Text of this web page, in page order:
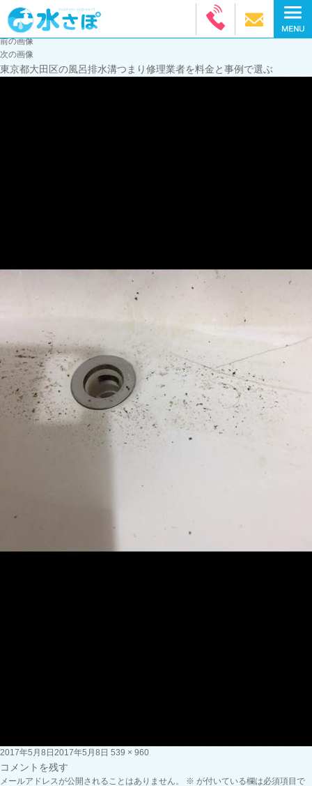
前の画像
次の画像
東京都大田区の風呂排水溝つまり修理業者を料金と事例で選ぶ
投
稿
日:
2017年5月8日 2017年5月8日 フ
サ
539 × 960
コメントを残す
メールアドレスが公開されることはありません。 ※ が付いている欄は必須項目で